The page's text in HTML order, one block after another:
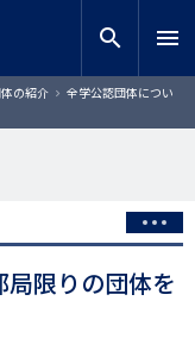
検索
search menu
の紹介
全学公認団体につい
限りの団体を